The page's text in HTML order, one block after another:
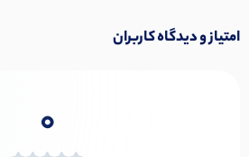
امتیاز و دیدگاه کاربران
0